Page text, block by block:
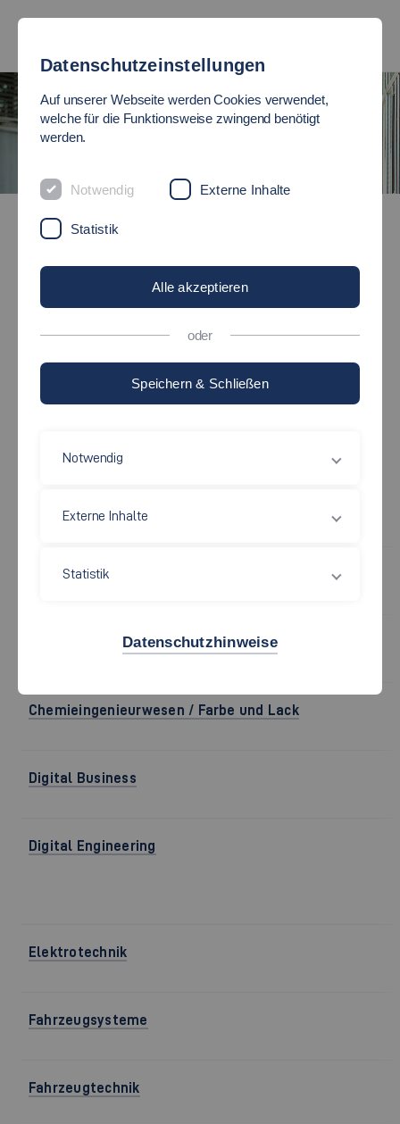
BACHELOR-
STUDIENGÄNGE
der Hochschule Esslingen
STUDIENGANG
Automatisierungstechnik und Produktionsinformatik
Biotechnologie
Chemieingenieurwesen / Farbe und Lack
Digital Business
Digital Engineering
Elektrotechnik
Fahrzeugsysteme
Fahrzeugtechnik
Datenschutzeinstellungen
Auf unserer Webseite werden Cookies verwendet,
welche für die Funktionsweise zwingend benötigt
werden.
Notwendig Externe Inhalte
Statistik
Alle akzeptieren
oder
Speichern & Schließen
Notwendig
Externe Inhalte
Statistik
Datenschutzhinweise